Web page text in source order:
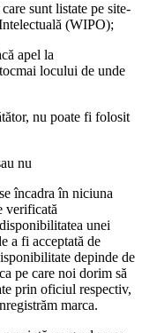
sunt listate pe site-
(WIPO);
apel la
locului de unde
nu poate fi folosit
nu
încadra în niciuna
verificată
unei
a fi acceptată de
depinde de
pe care noi dorim să
prin oficiul respectiv,
marca.